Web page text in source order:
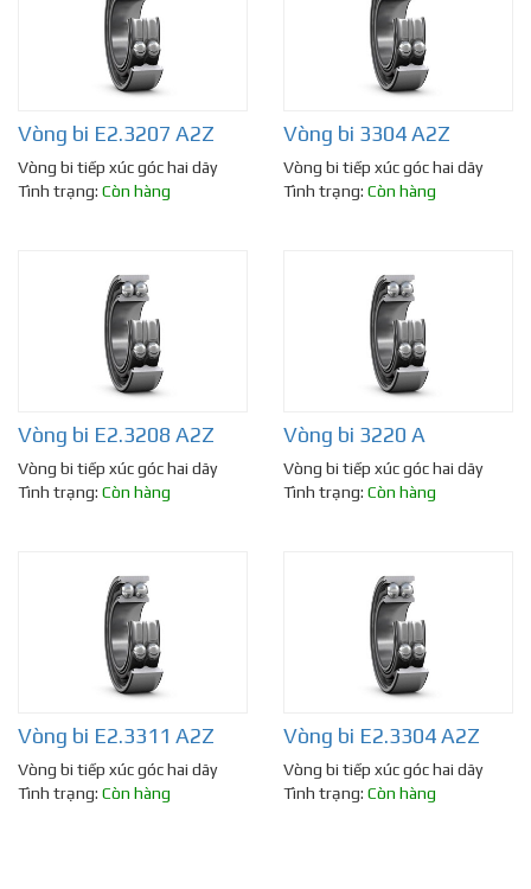
Vòng bi E2.3207 A2Z
Vòng bi tiếp xúc góc hai dãy
Tình trạng: Còn hàng
Vòng bi 3304 A2Z
Vòng bi tiếp xúc góc hai dãy
Tình trạng: Còn hàng
Vòng bi E2.3208 A2Z
Vòng bi tiếp xúc góc hai dãy
Tình trạng: Còn hàng
Vòng bi 3220 A
Vòng bi tiếp xúc góc hai dãy
Tình trạng: Còn hàng
Vòng bi E2.3311 A2Z
Vòng bi tiếp xúc góc hai dãy
Tình trạng: Còn hàng
Vòng bi E2.3304 A2Z
Vòng bi tiếp xúc góc hai dãy
Tình trạng: Còn hàng